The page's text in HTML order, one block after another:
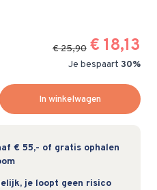
€ 25,90 € 18,13
Je bespaart 30%
In winkelwagen
€ 55,- of gratis ophalen
je loopt geen risico